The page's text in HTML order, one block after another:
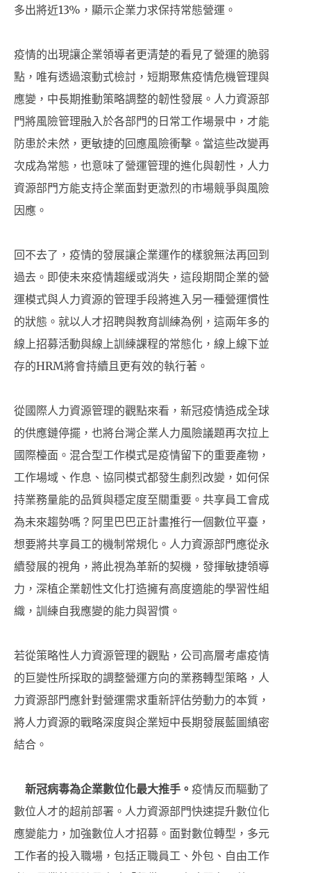
多出將近13%，顯示企業力求保持常態營運。
疫情的出現讓企業領導者更清楚的看見了營運的脆弱
點，唯有透過滾動式檢討，短期聚焦疫情危機管理與
應變，中長期推動策略調整的韌性發展。人力資源部
門將風險管理融入於各部門的日常工作場景中，才能
防患於未然，更敏捷的回應風險衝擊。當這些改變再
次成為常態，也意味了營運管理的進化與韌性，人力
資源部門方能支持企業面對更激烈的市場競爭與風險
因應。
回不去了，疫情的發展讓企業運作的樣貌無法再回到
過去。即使未來疫情趨緩或消失，這段期間企業的營
運模式與人力資源的管理手段將進入另一種營運慣性
的狀態。就以人才招聘與教育訓練為例，這兩年多的
線上招募活動與線上訓練課程的常態化，線上線下並
存的HRM將會持續且更有效的執行著。
從國際人力資源管理的觀點來看，新冠疫情造成全球
的供應鏈停擺，也將台灣企業人力風險議題再次拉上
國際檯面。混合型工作模式是疫情留下的重要產物，
工作場域、作息、協同模式都發生劇烈改變，如何保
持業務量能的品質與穩定度至關重要。共享員工會成
為未來趨勢嗎？阿里巴巴正計畫推行一個數位平臺，
想要將共享員工的機制常規化。人力資源部門應從永
續發展的視角，將此視為革新的契機，發揮敏捷領導
力，深植企業韌性文化打造擁有高度適能的學習性組
織，訓練自我應變的能力與習慣。
若從策略性人力資源管理的觀點，公司高層考慮疫情
的巨變性所採取的調整營運方向的業務轉型策略，人
力資源部門應針對營運需求重新評估勞動力的本質，
將人力資源的戰略深度與企業短中長期發展藍圖縝密
結合。
新冠病毒為企業數位化最大推手。 疫情反而驅動了
數位人才的超前部署。人力資源部門快速提升數位化
應變能力，加強數位人才招募。面對數位轉型，多元
工作者的投入職場，包括正職員工、外包、自由工作